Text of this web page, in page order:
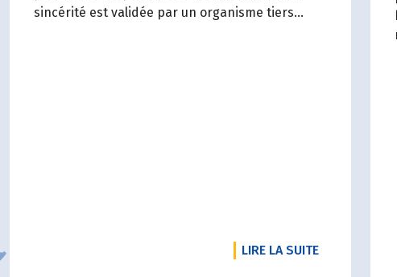
sincérité est validée par un organisme tiers
LIRE LA SUITEDE L'ARTICLE